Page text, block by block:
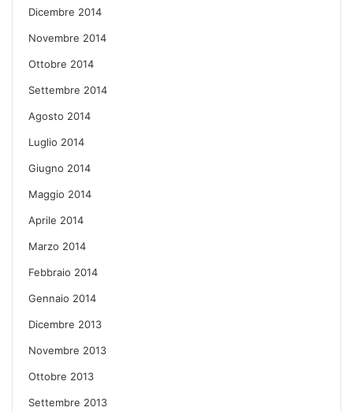
Dicembre 2014
Novembre 2014
Ottobre 2014
Settembre 2014
Agosto 2014
Luglio 2014
Giugno 2014
Maggio 2014
Aprile 2014
Marzo 2014
Febbraio 2014
Gennaio 2014
Dicembre 2013
Novembre 2013
Ottobre 2013
Settembre 2013